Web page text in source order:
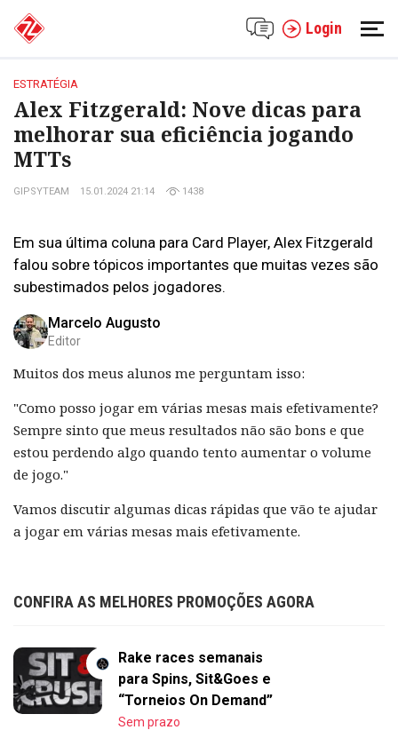
Login
ESTRATÉGIA
Alex Fitzgerald: Nove dicas para
melhorar sua eficiência jogando
MTTs
GIPSYTEAM 15.01.2024 21:14 1438
Em sua última coluna para Card Player, Alex Fitzgerald
falou sobre tópicos importantes que muitas vezes são
subestimados pelos jogadores.
Marcelo Augusto
Editor
Muitos dos meus alunos me perguntam isso:
"Como posso jogar em várias mesas mais efetivamente?
Sempre sinto que meus resultados não são bons e que
estou perdendo algo quando tento aumentar o volume
de jogo."
Vamos discutir algumas dicas rápidas que vão te ajudar
a jogar em várias mesas mais efetivamente.
CONFIRA AS MELHORES PROMOÇÕES AGORA
Rake races semanais
para Spins, Sit&Goes e
“Torneios On Demand”
Sem prazo